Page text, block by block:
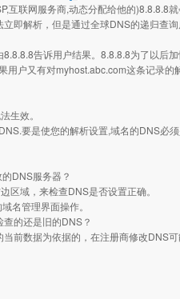
联网服务商,动态分配给他的)8.8.8.8
即解析，但是通过全球DNS的递归查
告诉用户结果。8.8.8.8为了以后
用户又有对myhost.abc.com这条记录
生效。
要是使您的解析设置,域名的DNS必
DNS服务器？
域，来检查DNS是否设置正确。
管理界面操作。
的还是旧的DNS？
数据为依据的，在注册商修改DNS